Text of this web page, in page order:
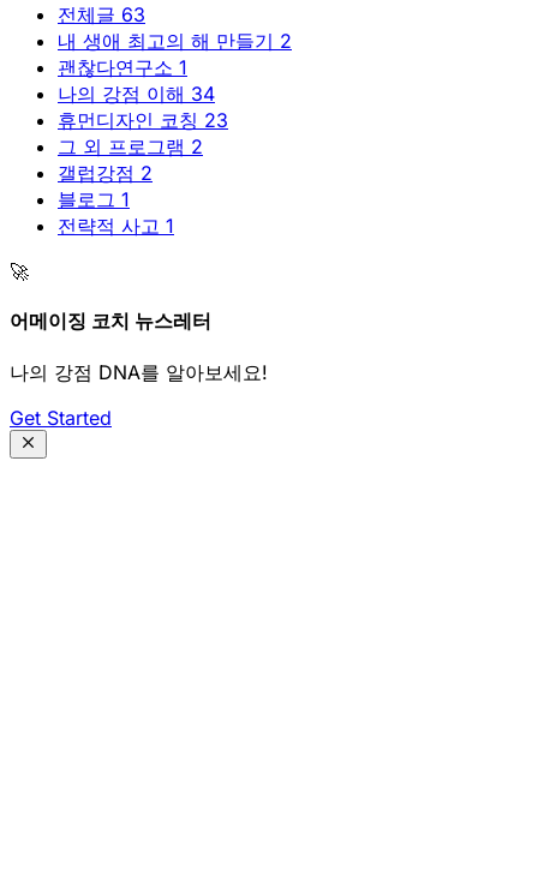
전체글 63
내 생애 최고의 해 만들기 2
괜찮다연구소 1
나의 강점 이해 34
휴먼디자인 코칭 23
그 외 프로그램 2
갤럽강점 2
블로그 1
전략적 사고 1
🚀
어메이징 코치 뉴스레터
나의 강점 DNA를 알아보세요!
Get Started